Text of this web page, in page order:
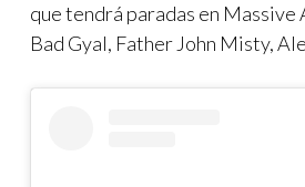
que tendrá paradas en Massive
Bad Gyal, Father John Misty,